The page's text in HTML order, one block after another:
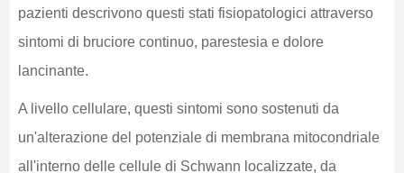
pazienti descrivono questi stati fisiopatologici attraverso
sintomi di bruciore continuo, parestesia e dolore
lancinante.
A livello cellulare, questi sintomi sono sostenuti da
un'alterazione del potenziale di membrana mitocondriale
all'interno delle cellule di Schwann localizzate, da